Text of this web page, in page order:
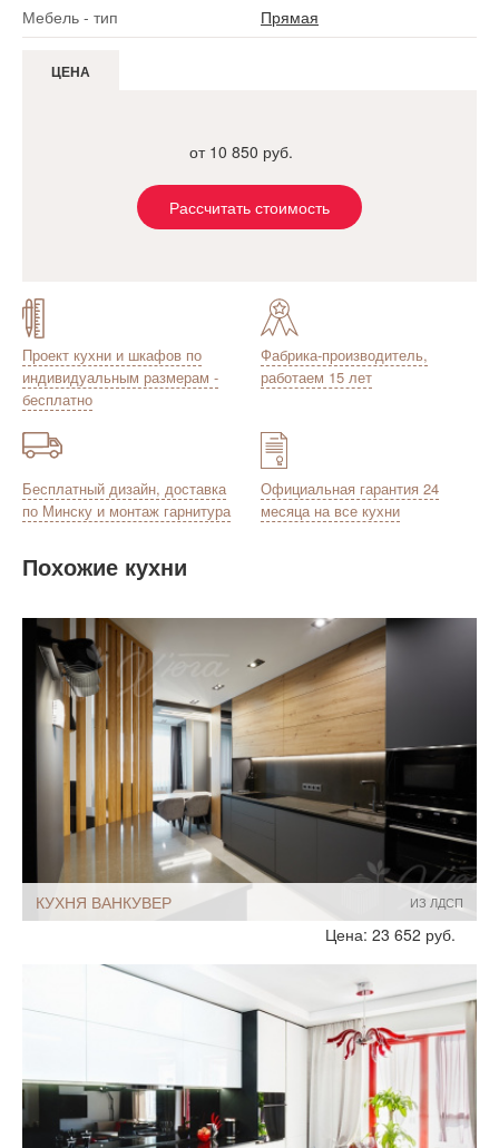
Мебель - тип
Прямая
ЦЕНА
от 10 850 руб.
Рассчитать стоимость
Проект кухни и шкафов по
индивидуальным размерам -
бесплатно
Фабрика-производитель,
работаем 15 лет
Бесплатный дизайн, доставка
по Минску и монтаж гарнитура
Официальная гарантия 24
месяца на все кухни
Похожие кухни
ИЗ ЛДСП
КУХНЯ ВАНКУВЕР
Размеры, ширина:
С полуостровом
С барной стойкой
Двухрядные
Цена: 23 652 руб.